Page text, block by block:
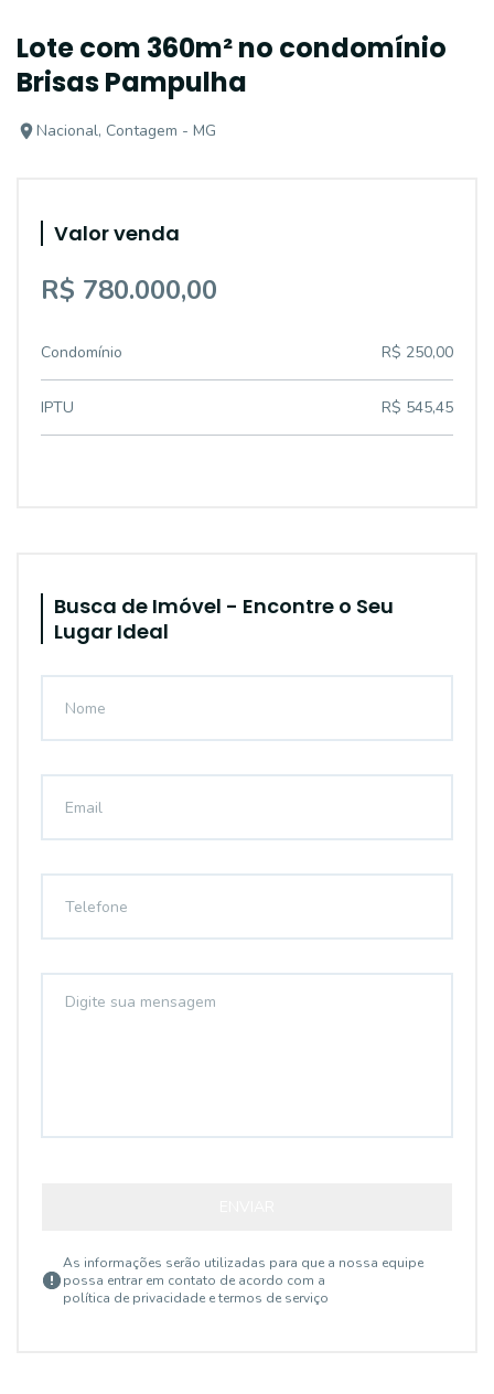
Lote com 360m² no condomínio
Brisas Pampulha
Nacional, Contagem - MG
Valor venda
R$ 780.000,00
Condomínio R$ 250,00
IPTU R$ 545,45
Busca de Imóvel - Encontre o Seu
Lugar Ideal
As informações serão utilizadas para que a nossa equipe
possa entrar em contato de acordo com a
política de privacidade e termos de serviço